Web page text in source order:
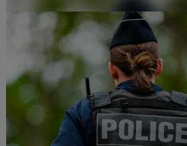
la Chambre d'agriculture des
aux agriculteurs volontaires pour venir